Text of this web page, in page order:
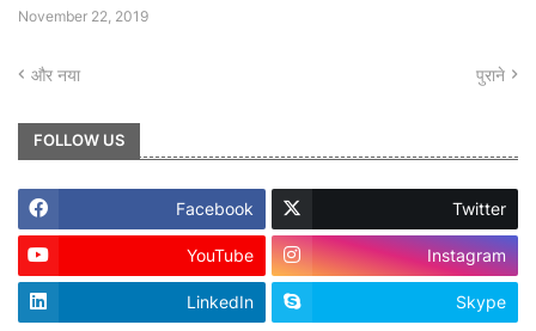
November 22, 2019
और नया पुराने
FOLLOW US
Facebook Twitter
YouTube Instagram
LinkedIn Skype